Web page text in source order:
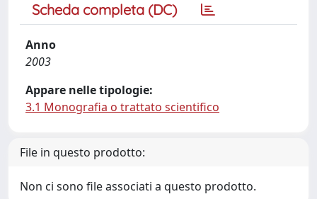
Scheda completa (DC)
Anno
2003
Appare nelle tipologie:
3.1 Monografia o trattato scientifico
File in questo prodotto:
Non ci sono file associati a questo prodotto.